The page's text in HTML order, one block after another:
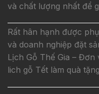
và chất lượng nhất để
Rất hân hạnh được
và doanh nghiệp đặt
Lịch Gỗ Thế Gia –
lich gỗ Tết làm quà